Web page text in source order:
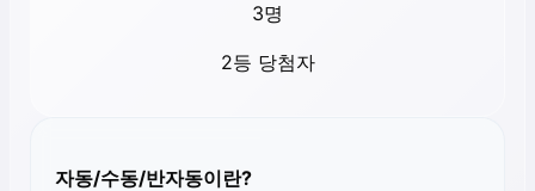
3명
2등 당첨자
자동/수동/반자동이란?